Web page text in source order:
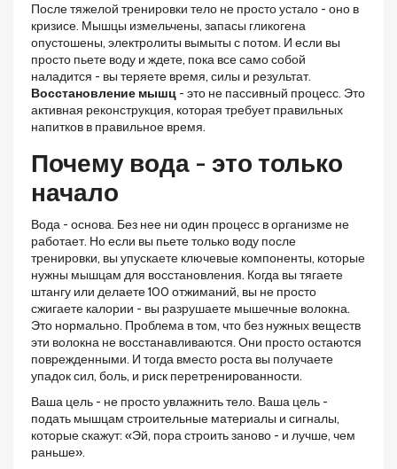
После тяжелой тренировки тело не просто устало - оно в
кризисе. Мышцы измельчены, запасы гликогена
опустошены, электролиты вымыты с потом. И если вы
просто пьете воду и ждете, пока все само собой
наладится - вы теряете время, силы и результат.
Восстановление мышц - это не пассивный процесс. Это
активная реконструкция, которая требует правильных
напитков в правильное время.
Почему вода - это только
начало
Вода - основа. Без нее ни один процесс в организме не
работает. Но если вы пьете только воду после
тренировки, вы упускаете ключевые компоненты, которые
нужны мышцам для восстановления. Когда вы тягаете
штангу или делаете 100 отжиманий, вы не просто
сжигаете калории - вы разрушаете мышечные волокна.
Это нормально. Проблема в том, что без нужных веществ
эти волокна не восстанавливаются. Они просто остаются
поврежденными. И тогда вместо роста вы получаете
упадок сил, боль, и риск перетренированности.
Ваша цель - не просто увлажнить тело. Ваша цель -
подать мышцам строительные материалы и сигналы,
которые скажут: «Эй, пора строить заново - и лучше, чем
раньше».